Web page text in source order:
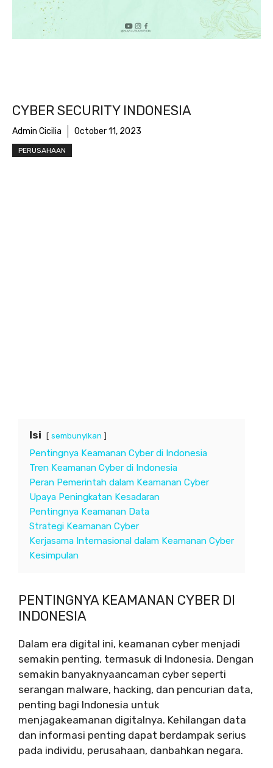
CYBER SECURITY INDONESIA
Admin Cicilia October 11, 2023
PERUSAHAAN
Isi sembunyikan
Pentingnya Keamanan Cyber di Indonesia
Tren Keamanan Cyber di Indonesia
Peran Pemerintah dalam Keamanan Cyber
Upaya Peningkatan Kesadaran
Pentingnya Keamanan Data
Strategi Keamanan Cyber
Kerjasama Internasional dalam Keamanan Cyber
Kesimpulan
PENTINGNYA KEAMANAN CYBER DI
INDONESIA
Dalam era digital ini, keamanan cyber menjadi
semakin penting, termasuk di Indonesia. Dengan
semakin banyaknyaancaman cyber seperti
serangan malware, hacking, dan pencurian data,
penting bagi Indonesia untuk
menjagakeamanan digitalnya. Kehilangan data
dan informasi penting dapat berdampak serius
pada individu, perusahaan, danbahkan negara.